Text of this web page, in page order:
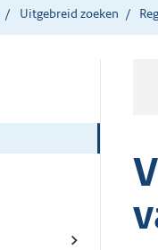
Uitgebreid zoeken